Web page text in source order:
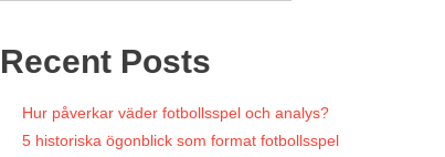
Recent Posts
Hur påverkar väder fotbollsspel och analys?
5 historiska ögonblick som format fotbollsspel